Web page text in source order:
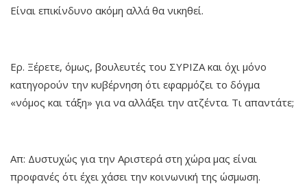
Είναι επικίνδυνο ακόμη αλλά θα νικηθεί.
Ερ. Ξέρετε, όμως, βουλευτές του ΣΥΡΙΖΑ και όχι μόνο
κατηγορούν την κυβέρνηση ότι εφαρμόζει το δόγμα
«νόμος και τάξη» για να αλλάξει την ατζέντα. Τι απαντάτε;
Απ: Δυστυχώς για την Αριστερά στη χώρα μας είναι
προφανές ότι έχει χάσει την κοινωνική της ώσμωση.